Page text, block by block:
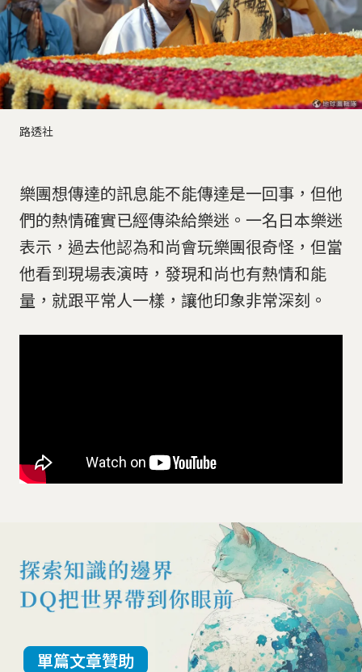
路透社
樂團想傳達的訊息能不能傳達是一回事，但他
們的熱情確實已經傳染給樂迷。一名日本樂迷
表示，過去他認為和尚會玩樂團很奇怪，但當
他看到現場表演時，發現和尚也有熱情和能
量，就跟平常人一樣，讓他印象非常深刻。
單篇文章贊助